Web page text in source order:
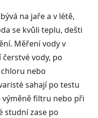
na jaře a v létě,
se kvůli teplu, dešti
Měření vody v
vody, po
nebo
sahají po testu
výměně filtru nebo při
studní zase po